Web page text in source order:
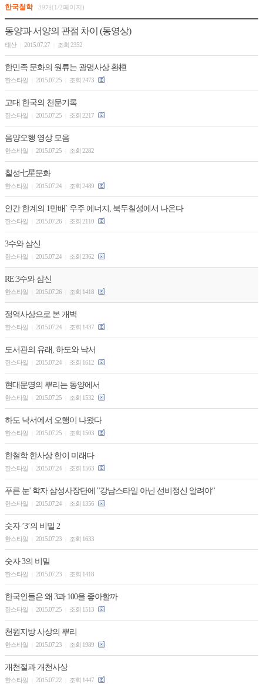
한국철학 39개(1/2페이지)
동양과 서양의 관점 차이 (동영상)
태산 2015.07.27 조회 2352
한민족 문화의 원류는 광명사상 환桓
한스타일 2015.07.25 조회 2473
고대 한국의 천문기록
한스타일 2015.07.25 조회 2217
음양오행 영상 모음
한스타일 2015.07.25 조회 2282
칠성七星문화
한스타일 2015.07.24 조회 2489
인간 한계의 1만배` 우주 에너지, 북두칠성에서 나온다
한스타일 2015.07.26 조회 2110
3수와 삼신
한스타일 2015.07.24 조회 2362
RE:3수와 삼신
한스타일 2015.07.26 조회 1418
정역사상으로 본 개벽
한스타일 2015.07.24 조회 1437
도서관의 유래, 하도와 낙서
한스타일 2015.07.24 조회 1612
현대문명의 뿌리는 동양에서
한스타일 2015.07.25 조회 1532
하도 낙서에서 오행이 나왔다
한스타일 2015.07.25 조회 1503
한철학 한사상 한이 미래다
한스타일 2015.07.24 조회 1563
푸른 눈' 학자 삼성사장단에 "강남스타일 아닌 선비정신 알려야"
한스타일 2015.07.24 조회 1356
숫자 ’3’의 비밀 2
한스타일 2015.07.23 조회 1633
숫자 3의 비밀
한스타일 2015.07.23 조회 1418
한국인들은 왜 3과 100을 좋아할까
한스타일 2015.07.25 조회 1513
천원지방 사상의 뿌리
한스타일 2015.07.23 조회 1989
개천절과 개천사상
한스타일 2015.07.22 조회 1447